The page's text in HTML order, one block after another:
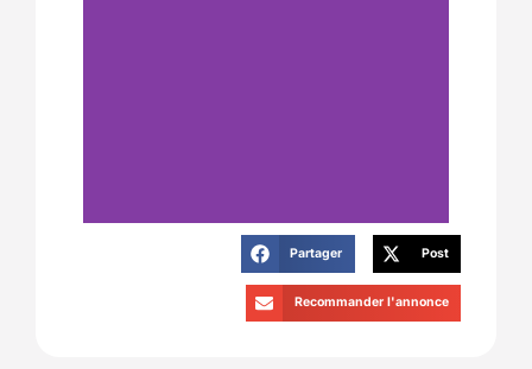
Besoin de plus
d'infos ?
Partager Post
Recommander l'annonce